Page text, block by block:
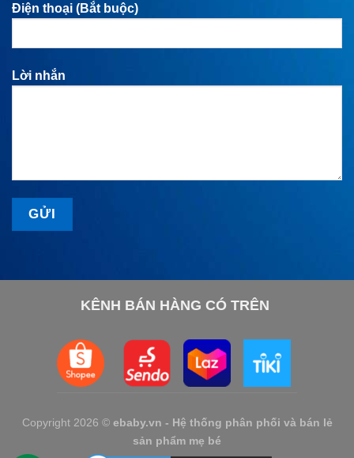
Điện thoại (Bắt buộc)
Lời nhắn
KÊNH BÁN HÀNG CÓ TRÊN
Copyright 2026 © ebaby.vn - Hệ thống phân phối và bán lẻ
sản phẩm mẹ bé